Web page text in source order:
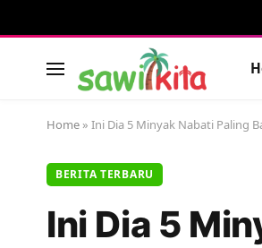
Home » Ini Dia 5 Minyak Nabati Paling
BERITA TERBARU
Ini Dia 5